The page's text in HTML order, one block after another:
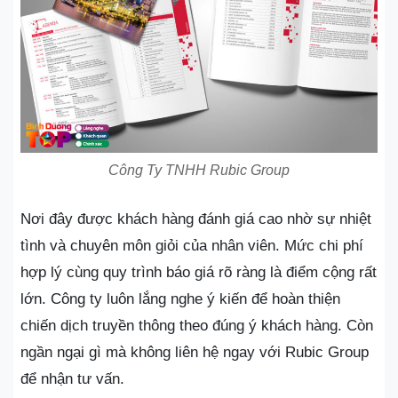
Công Ty TNHH Rubic Group
Nơi đây được khách hàng đánh giá cao nhờ sự nhiệt
tình và chuyên môn giỏi của nhân viên. Mức chi phí
hợp lý cùng quy trình báo giá rõ ràng là điểm cộng rất
lớn. Công ty luôn lắng nghe ý kiến để hoàn thiện
chiến dịch truyền thông theo đúng ý khách hàng. Còn
ngần ngại gì mà không liên hệ ngay với Rubic Group
để nhận tư vấn.